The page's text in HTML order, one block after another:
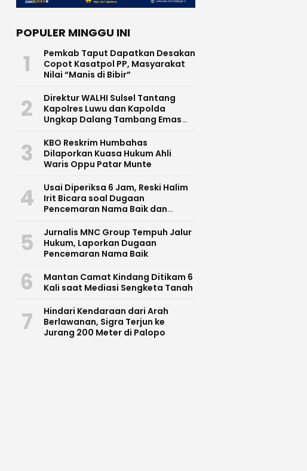
POPULER MINGGU INI
1
Pemkab Taput Dapatkan Desakan
Copot Kasatpol PP, Masyarakat
Nilai “Manis di Bibir”
2
Direktur WALHI Sulsel Tantang
Kapolres Luwu dan Kapolda
Ungkap Dalang Tambang Emas
3
KBO Reskrim Humbahas
Dilaporkan Kuasa Hukum Ahli
Waris Oppu Patar Munte
4
Usai Diperiksa 6 Jam, Reski Halim
Irit Bicara soal Dugaan
Pencemaran Nama Baik dan
5
Jurnalis MNC Group Tempuh Jalur
Hukum, Laporkan Dugaan
Pencemaran Nama Baik
6
Mantan Camat Kindang Ditikam 6
Kali saat Mediasi Sengketa Tanah
7
Hindari Kendaraan dari Arah
Berlawanan, Sigra Terjun ke
Jurang 200 Meter di Palopo